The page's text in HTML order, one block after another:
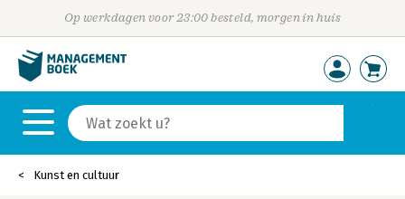
Op werkdagen voor 23:00 besteld, morgen in huis
Kunst en cultuur